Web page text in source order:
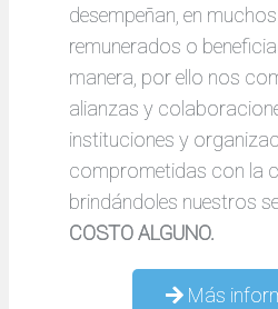
desempeñan, en
remunerados o
manera, por ello nos
alianzas y
instituciones y
comprometidas con la
brindándoles nuestros
COSTO ALGUNO.
Más